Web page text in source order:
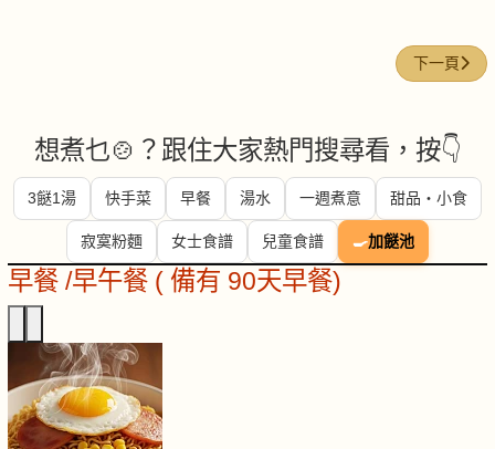
下一篇文章
下一頁
想煮乜🍲？跟住大家熱門搜尋看，按👇
3餸1湯 快手菜 早餐 湯水 一週煮意 甜品・小食
寂寞粉麵 女士食譜 兒童食譜 🍳加餸池
早餐 /早午餐 ( 備有 90天早餐)